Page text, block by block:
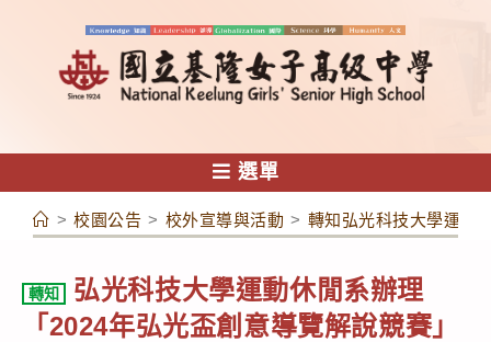
容
選單
> 校園公告 > 校外宣導與活動 > 轉知弘光科技大學運動
轉知
弘光科技大學運動休閒系辦理
「2024年弘光盃創意導覽解說競賽」